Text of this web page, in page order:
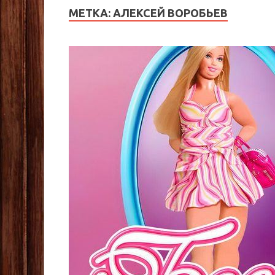
МЕТКА: АЛЕКСЕЙ ВОРОБЬЕВ